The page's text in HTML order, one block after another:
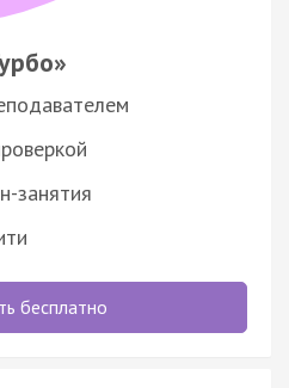
занятия
бесплатно